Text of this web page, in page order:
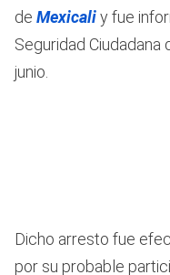
de Mexicaliy fue
Seguridad Ciudadana
junio.
Dicho arresto fue
por su probable